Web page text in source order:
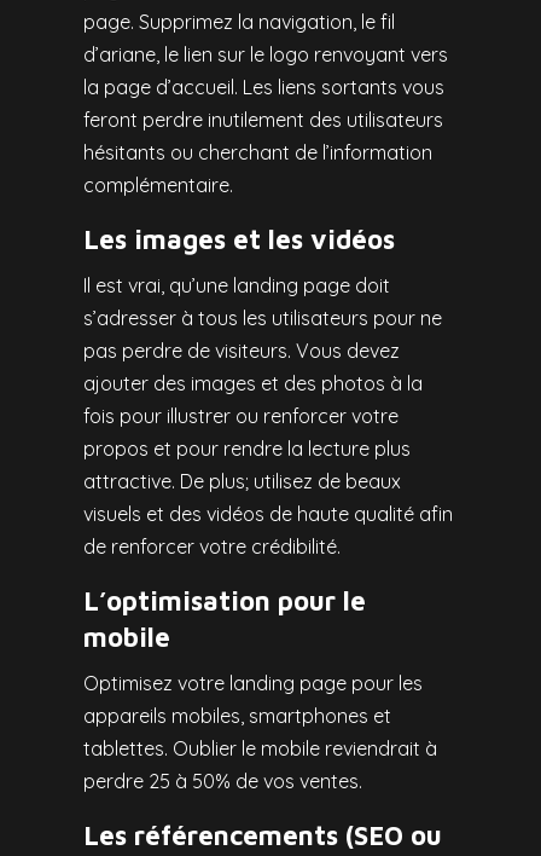
page. Supprimez la navigation, le fil
d’ariane, le lien sur le logo renvoyant vers
la page d’accueil. Les liens sortants vous
feront perdre inutilement des utilisateurs
hésitants ou cherchant de l’information
complémentaire.
Les images et les vidéos
Il est vrai, qu’une landing page doit
s’adresser à tous les utilisateurs pour ne
pas perdre de visiteurs. Vous devez
ajouter des images et des photos à la
fois pour illustrer ou renforcer votre
propos et pour rendre la lecture plus
attractive. De plus; utilisez de beaux
visuels et des vidéos de haute qualité afin
de renforcer votre crédibilité.
L’optimisation pour le
mobile
Optimisez votre landing page pour les
appareils mobiles, smartphones et
tablettes. Oublier le mobile reviendrait à
perdre 25 à 50% de vos ventes.
Les référencements (SEO ou